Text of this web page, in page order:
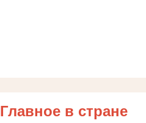
Главное в стране